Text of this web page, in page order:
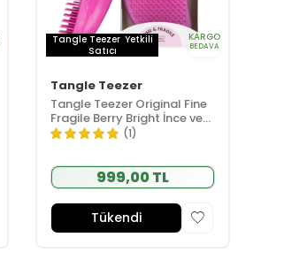
Tangle Teezer Yetkili
Satıcı
KARGO
BEDAVA
Tangle Teezer
Tangle Teezer Original Fine
Fragile Berry Bright İnce ve
Kırılgan Saçlar İçin Saç
(1)
999,00 TL
Tükendi